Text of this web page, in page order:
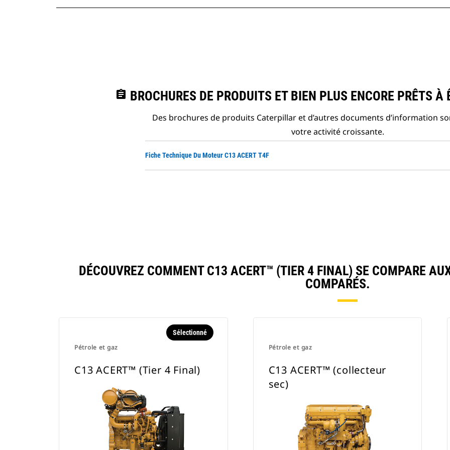
assignment BROCHURES DE PRODUITS ET BIEN PLUS ENCORE PRÊTS À
Des brochures de produits Caterpillar et d’autres documents d’information
votre activité croissante.
Fiche Technique Du Moteur C13 ACERT T4F
DÉCOUVREZ COMMENT C13 ACERT™ (TIER 4 FINAL) SE COMPARE
COMPARÉS.
Pétrole et gaz
Sélectionné
C13 ACERT™ (Tier 4 Final)
Pétrole et gaz
C13 ACERT™ (collecteur
sec)